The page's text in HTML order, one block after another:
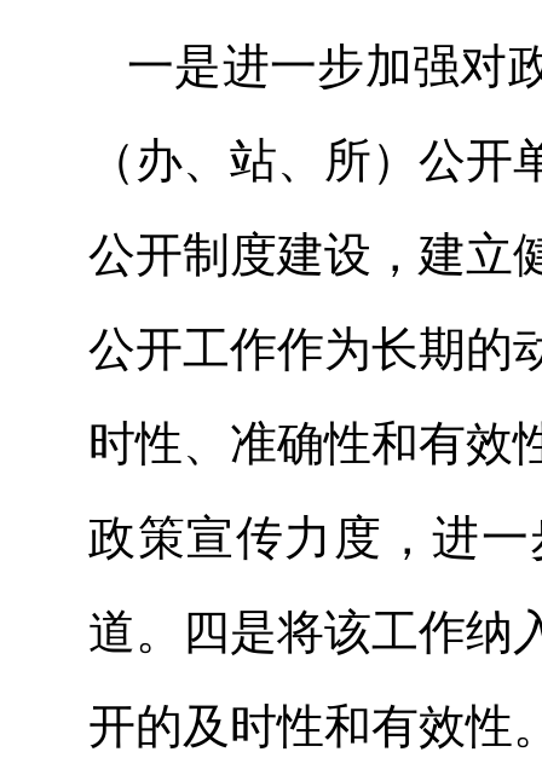
一是进一步加强对
（办、站、所）公
公开制度建设，建立
公开工作作为长期的
时性、准确性和有效
政策宣传力度，进
道。四是将该工作纳
开的及时性和有效性